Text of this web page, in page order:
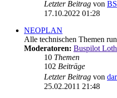
Letzter Beitrag von
17.10.2022 01:28
NEOPLAN
Alle technischen Themen
Moderatoren: Buspilot
10 Themen
102 Beiträge
Letzter Beitrag von
25.02.2011 21:48